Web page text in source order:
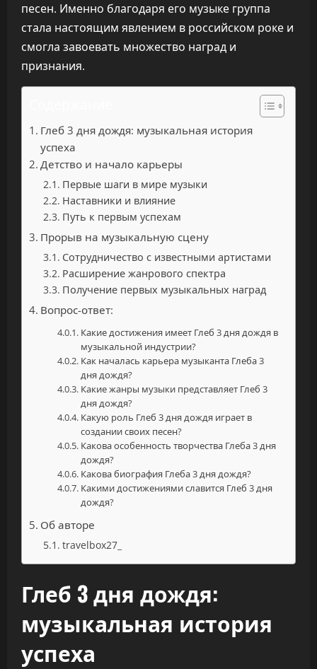
песен. Именно благодаря его музыке группа
стала настоящим явлением в российском роке и
смогла завоевать множество наград и
признания.
Глеб 3 дня дождя: музыкальная история
успеха
Детство и начало карьеры
Первые шаги в мире музыки
Наставники и влияние
Путь к первым успехам
Прорыв на музыкальную сцену
Сотрудничество с известными артистами
Расширение жанрового спектра
Получение первых музыкальных наград
Вопрос-ответ:
Какие достижения имеет Глеб 3 дня дождя в
музыкальной индустрии?
Как началась карьера музыканта Глеба 3
дня дождя?
Какие жанры музыки представляет Глеб 3
дня дождя?
Какую роль Глеб 3 дня дождя играет в
создании своих песен?
Какова особенность творчества Глеба 3 дня
дождя?
Какова биография Глеба 3 дня дождя?
Какими достижениями славится Глеб 3 дня
дождя?
Об авторе
travelbox27_
Глеб 3 дня дождя:
музыкальная история
успеха